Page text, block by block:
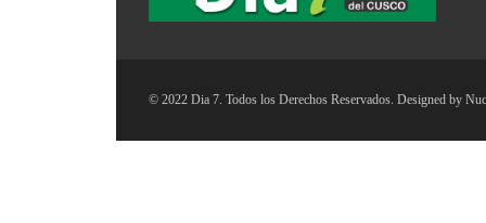
© 2022 Dia 7. Todos los Derechos Reservados. Designed by